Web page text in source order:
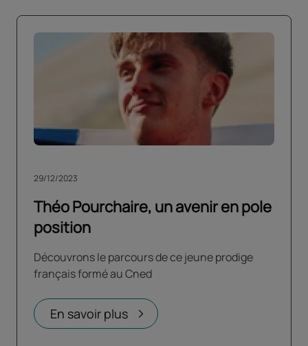
Théo Pourchaire, un avenir en pole
position
29/12/2023
Découvrons le parcours de ce jeune prodige
français formé au Cned
En savoir plus